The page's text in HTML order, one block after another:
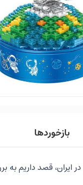
بازخوردها
در ایران، قصد داریم به